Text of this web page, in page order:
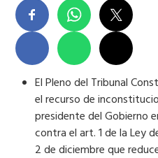
El Pleno del Tribunal
el recurso de
presidente del Gobierno
contra el art. 1 de la Ley
2 de diciembre que